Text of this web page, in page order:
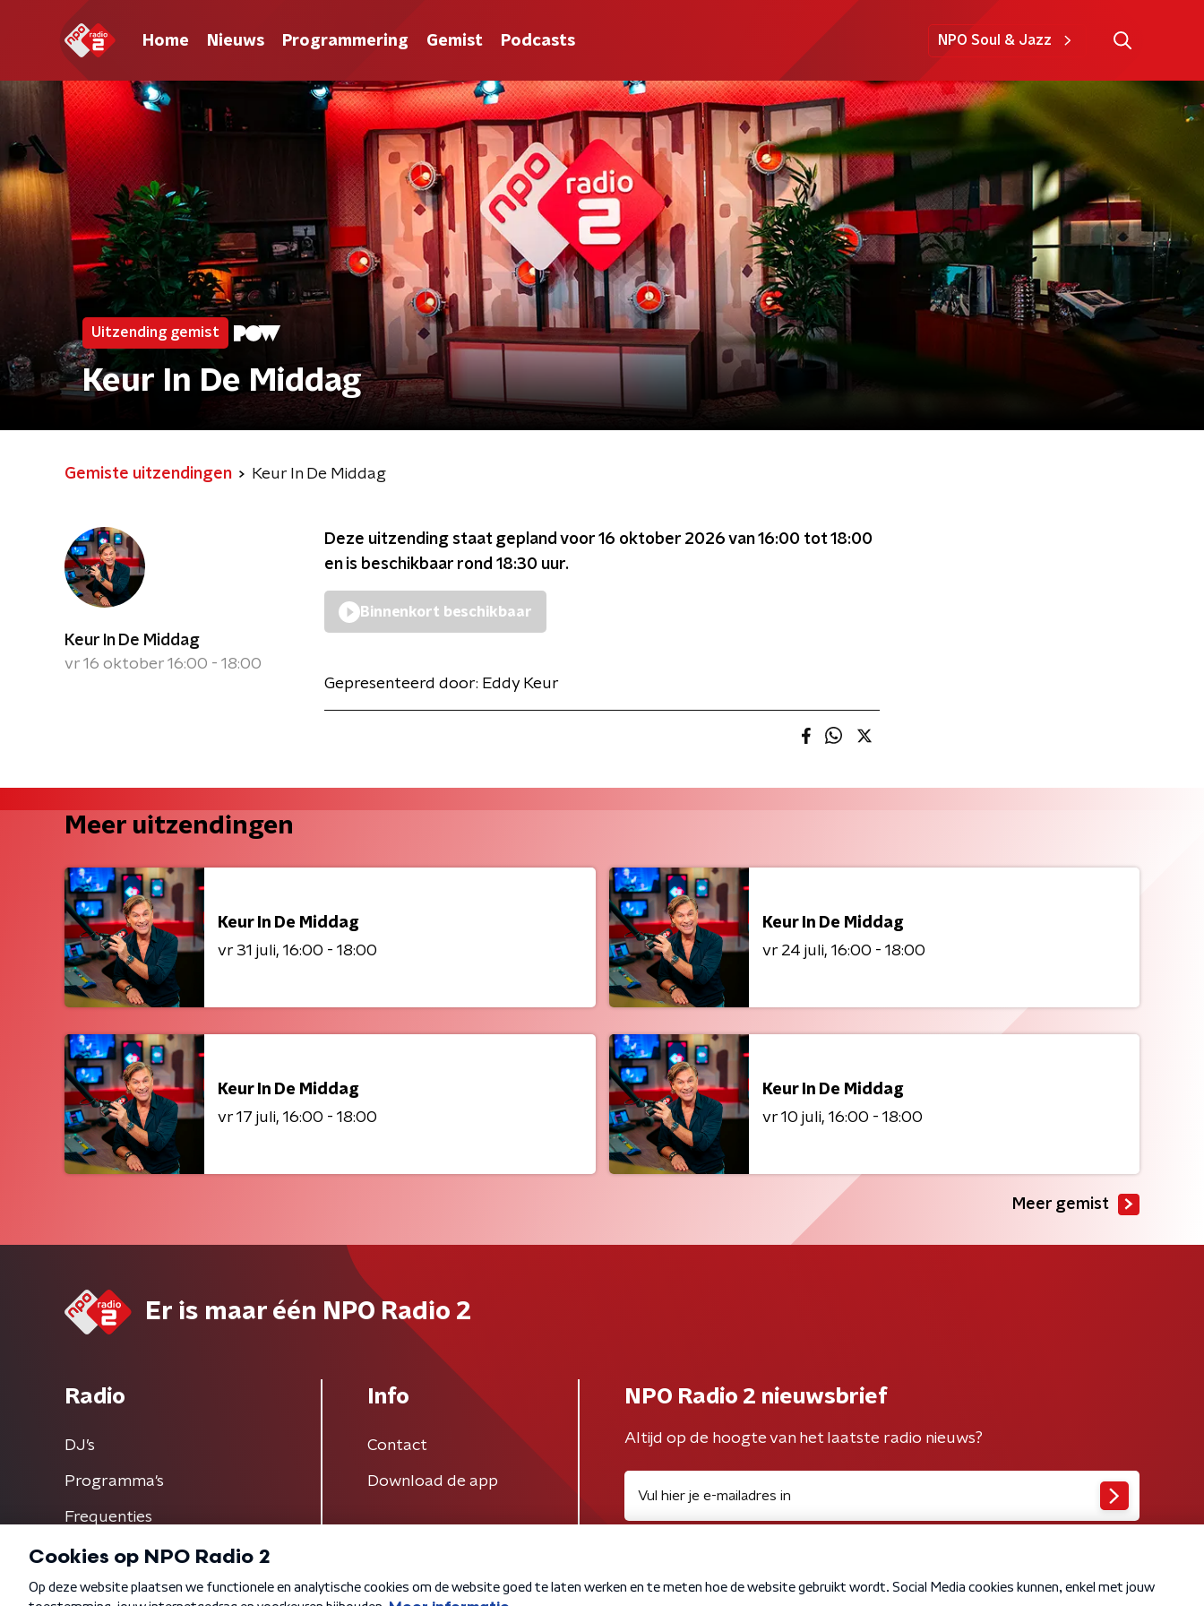
Home Nieuws Programmering Gemist Podcasts NPO Soul & Jazz
Uitzending gemist
Keur In De Middag
Gemiste uitzendingen Keur In De Middag
Keur In De Middag
vr 16 oktober 16:00 - 18:00
Deze uitzending staat gepland voor 16 oktober 2026 van 16:00 tot 18:00
en is beschikbaar rond 18:30 uur.
Binnenkort beschikbaar
Gepresenteerd door: Eddy Keur
Meer uitzendingen
Keur In De Middag
vr 31 juli 16:00 - 18:00
Keur In De Middag
vr 24 juli 16:00 - 18:00
Keur In De Middag
vr 17 juli 16:00 - 18:00
Keur In De Middag
vr 10 juli 16:00 - 18:00
Meer gemist
Er is maar één NPO Radio 2
Radio
DJ’s
Programma's
Frequenties
Info
Contact
Download de app
NPO Radio 2 nieuwsbrief
Altijd op de hoogte van het laatste radio nieuws?